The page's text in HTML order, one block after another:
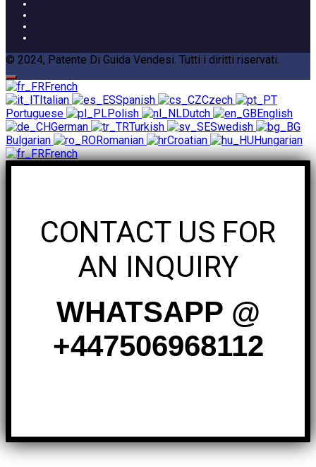
© 2024, Patente Di Guida Vendesi. Tutti i diritti riservati.
French
Italian
Spanish
Czech
Portuguese
Polish Dutch
English
German
Turkish
Swedish
Bulgarian
Romanian Croatian
Hungarian
French
CONTACT US FOR
AN INQUIRY
WHATSAPP @
+447506968112